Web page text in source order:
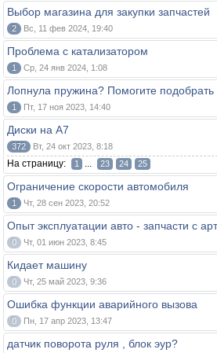
Выбор магазина для закупки запчастей
2 Вс, 11 фев 2024, 19:40
Проблема с катализатором
1 Ср, 24 янв 2024, 1:08
Лопнула пружина? Помогите подобрать
1 Пт, 17 ноя 2023, 14:40
Диски на А7
372 Вт, 24 окт 2023, 8:18
На страницу: 1 ... 23 24 25
Ограничение скорости автомобиля
1 Чт, 28 сен 2023, 20:52
Опыт эксплуатации авто - запчасти с
0 Чт, 01 июн 2023, 8:45
Кидает машину
0 Чт, 25 май 2023, 9:36
Ошибка функции аварийного вызова
0 Пн, 17 апр 2023, 13:47
датчик поворота руля , блок эур?